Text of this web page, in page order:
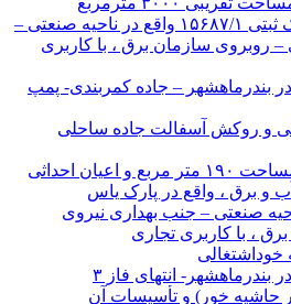
فروش ملک دو طبقه به پلاک ثبتی ۱۵۶۸۷/۱ واقع در ناحیه صنعتی –
روبروی سازمان برق ، با کاربری
۸۰ تنی واقع در بندرماهشهر – جاده کمربندی- پمپ
و روکش آسفالت جاده ساحلی
اجاره یک باب ساختمان به مساحت ۱۹۰ متر مربع و اعیان احداثی
و برق ، واقع در پارک یاس
صنعتی – جنب بهداری نیروی
، با کاربری تجاری
حاشیه خور) و تأسیسات آن